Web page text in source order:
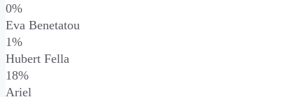
0%
Eva Benetatou
1%
Hubert Fella
18%
Ariel